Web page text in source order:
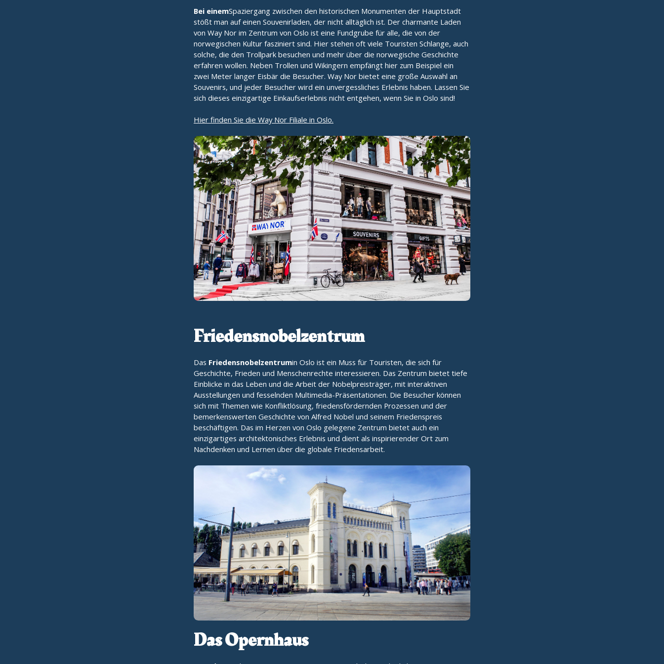
Bei einemSpaziergang zwischen den historischen Monumenten der Hauptstadt
stößt man auf einen Souvenirladen, der nicht alltäglich ist. Der charmante Laden
von Way Nor im Zentrum von Oslo ist eine Fundgrube für alle, die von der
norwegischen Kultur fasziniert sind. Hier stehen oft viele Touristen Schlange, auch
solche, die den Trollpark besuchen und mehr über die norwegische Geschichte
erfahren wollen. Neben Trollen und Wikingern empfängt hier zum Beispiel ein
zwei Meter langer Eisbär die Besucher. Way Nor bietet eine große Auswahl an
Souvenirs, und jeder Besucher wird ein unvergessliches Erlebnis haben. Lassen Sie
sich dieses einzigartige Einkaufserlebnis nicht entgehen, wenn Sie in Oslo sind!
Hier finden Sie die Way Nor Filiale in Oslo.
Friedensnobelzentrum
Das Friedensnobelzentrumin Oslo ist ein Muss für Touristen, die sich für
Geschichte, Frieden und Menschenrechte interessieren. Das Zentrum bietet tiefe
Einblicke in das Leben und die Arbeit der Nobelpreisträger, mit interaktiven
Ausstellungen und fesselnden Multimedia-Präsentationen. Die Besucher können
sich mit Themen wie Konfliktlösung, friedensfördernden Prozessen und der
bemerkenswerten Geschichte von Alfred Nobel und seinem Friedenspreis
beschäftigen. Das im Herzen von Oslo gelegene Zentrum bietet auch ein
einzigartiges architektonisches Erlebnis und dient als inspirierender Ort zum
Nachdenken und Lernen über die globale Friedensarbeit.
Das Opernhaus